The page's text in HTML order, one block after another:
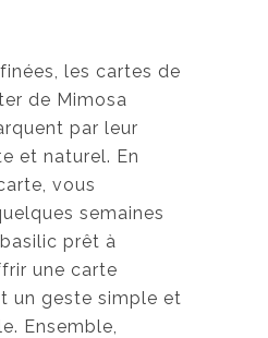
les cartes de
de Mimosa
par leur
et naturel. En
vous
semaines
prêt à
une carte
un geste simple et
Ensemble,